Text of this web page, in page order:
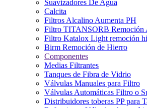
Suavizadores De Agua
Calcita
Filtros Alcalino Aumenta PH
Filtro TITANSORB Remoción
Filtro Katalox Light remoción
Birm Remoción de Hierro
Componentes
Medias Filtrantes
Tanques de Fibra de Vidrio
Válvulas Manuales para Filtro
Válvulas Automáticas Filtro o
Distribuidores toberas PP para